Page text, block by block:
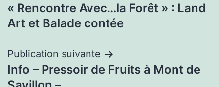
de
« Rencontre Avec…la Forêt » : Land
Art et Balade contée
Publication suivante
Info – Pressoir de Fruits à Mont de